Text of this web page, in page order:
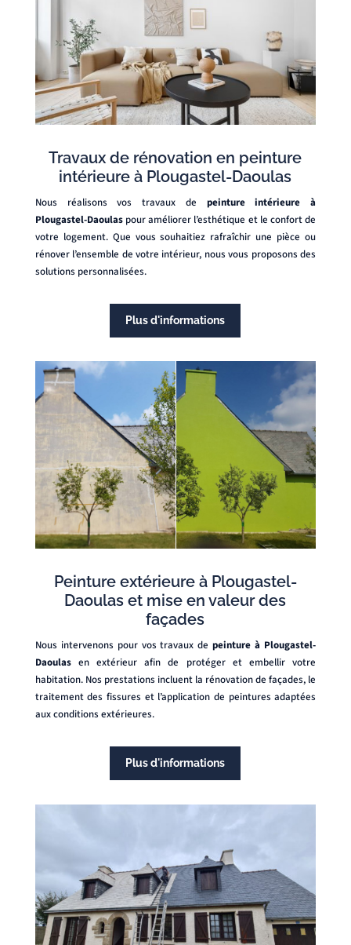
Travaux de rénovation en peinture
intérieure à Plougastel-Daoulas
Nous réalisons vos travaux de peinture intérieure à
Plougastel-Daoulaspour améliorer l’esthétique et le confort de
votre logement. Que vous souhaitiez rafraîchir une pièce ou
rénover l’ensemble de votre intérieur, nous vous proposons des
solutions personnalisées.
Plus d'informations
Peinture extérieure à Plougastel-
Daoulas et mise en valeur des
façades
Nous intervenons pour vos travaux depeinture à Plougastel-
Daoulasen extérieur afin de protéger et embellir votre
habitation. Nos prestations incluent la rénovation de façades, le
traitement des fissures et l’application de peintures adaptées
aux conditions extérieures.
Plus d'informations